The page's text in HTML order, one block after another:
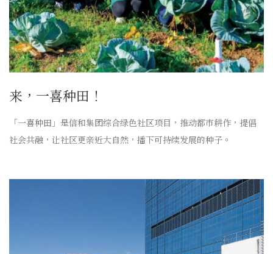
来，一喜种田！
「一喜种田」是信和集团综合绿色社区项目，推动都市耕作，提倡
社会共融，让社区更亲近大自然，播下可持续发展的种子。